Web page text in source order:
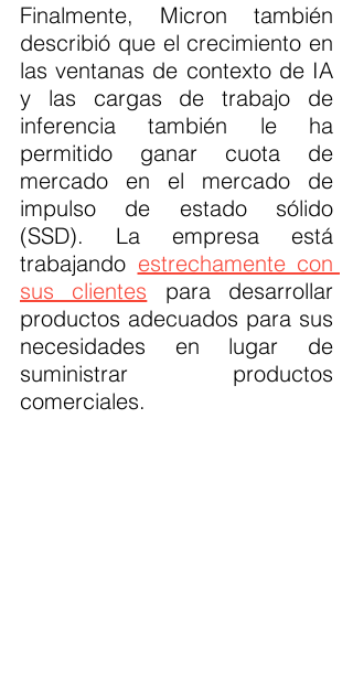
Finalmente, Micron también
describió que el crecimiento en
las ventanas de contexto de IA
y las cargas de trabajo de
inferencia también le ha
permitido ganar cuota de
mercado en el mercado de
impulso de estado sólido
(SSD). La empresa está
trabajando estrechamente con
sus clientes para desarrollar
productos adecuados para sus
necesidades en lugar de
suministrar productos
comerciales.